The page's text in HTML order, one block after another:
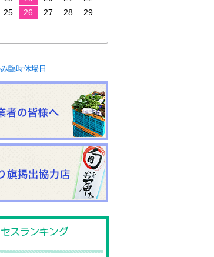
25 26 27 28
29
臨時休場日